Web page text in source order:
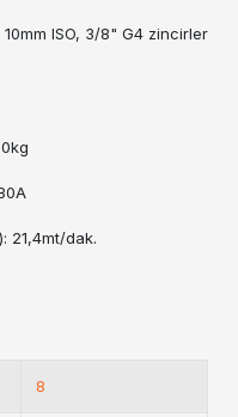
ISO, 3/8" G4 zincirler
21,4mt/dak.
8